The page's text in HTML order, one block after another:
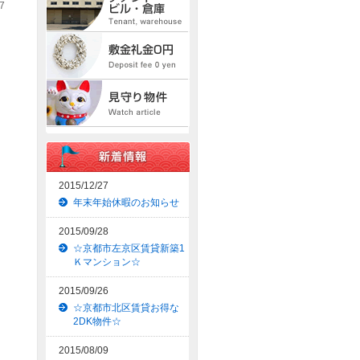
2015/12/27
年末年始休暇のお知らせ
2015/09/28
☆京都市左京区賃貸新築1
Ｋマンション☆
2015/09/26
☆京都市北区賃貸お得な
2DK物件☆
2015/08/09